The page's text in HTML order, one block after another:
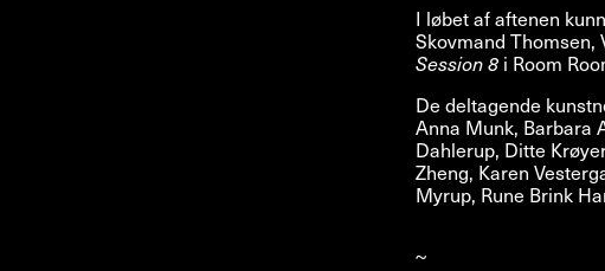
I løbet af aftenen
Skovmand
Session 8 i Room
De deltagende
Anna Munk, Barbara
Dahlerup, Ditte
Zheng, Karen
Myrup, Rune Brink
~